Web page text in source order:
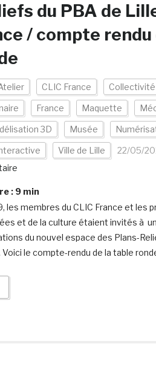
du PBA de
/ compte rendu
CLIC France
France Maquette
3D Musée
Ville de Lille 22/05/
: 9 min
les membres du CLIC France et les
et de la culture étaient invités à
du nouvel espace des Plans-
le compte-rendu de la table